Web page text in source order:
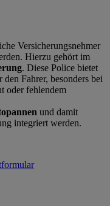
Versicherungsnehmer
Hierzu gehört im
. Diese Police bietet
Fahrer, besonders bei
oder fehlendem
und damit
integriert werden.